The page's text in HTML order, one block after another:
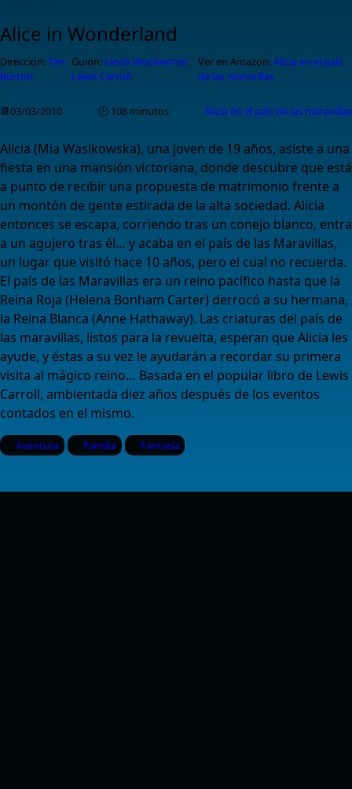
Alice in Wonderland
Dirección:Tim
Burton.
Guion: Linda Woolverton
Lewis Carroll.
Ver en Amazon:Alicia en el país
de las maravillas
📆03/03/2010 🕑 108 minutos Alicia en el país de las maravillas
Alicia (Mia Wasikowska), una joven de 19 años, asiste a una
fiesta en una mansión victoriana, donde descubre que está
a punto de recibir una propuesta de matrimonio frente a
un montón de gente estirada de la alta sociedad. Alicia
entonces se escapa, corriendo tras un conejo blanco, entra
a un agujero tras él… y acaba en el país de las Maravillas,
un lugar que visitó hace 10 años, pero el cual no recuerda.
El país de las Maravillas era un reino pacífico hasta que la
Reina Roja (Helena Bonham Carter) derrocó a su hermana,
la Reina Blanca (Anne Hathaway). Las criaturas del país de
las maravillas, listos para la revuelta, esperan que Alicia les
ayude, y éstas a su vez le ayudarán a recordar su primera
visita al mágico reino… Basada en el popular libro de Lewis
Carroll, ambientada diez años después de los eventos
contados en el mismo.
Aventura Familia Fantasía